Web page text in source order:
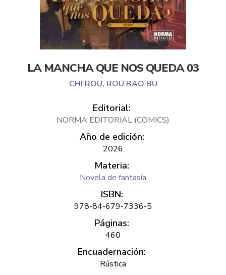
LA MANCHA QUE NOS QUEDA 03
CHI ROU, ROU BAO BU
Editorial:
NORMA EDITORIAL (COMICS)
Año de edición:
2026
Materia:
Novela de fantasía
ISBN:
978-84-679-7336-5
Páginas:
460
Encuadernación:
Rústica